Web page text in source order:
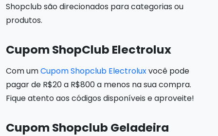
Shopclub são direcionados para categorias ou
produtos.
Cupom ShopClub Electrolux
Com umCupom Shopclub Electroluxvocê pode
pagar de R$20 a R$800 a menos na sua compra.
Fique atento aos códigos disponíveis e aproveite!
Cupom Shopclub Geladeira